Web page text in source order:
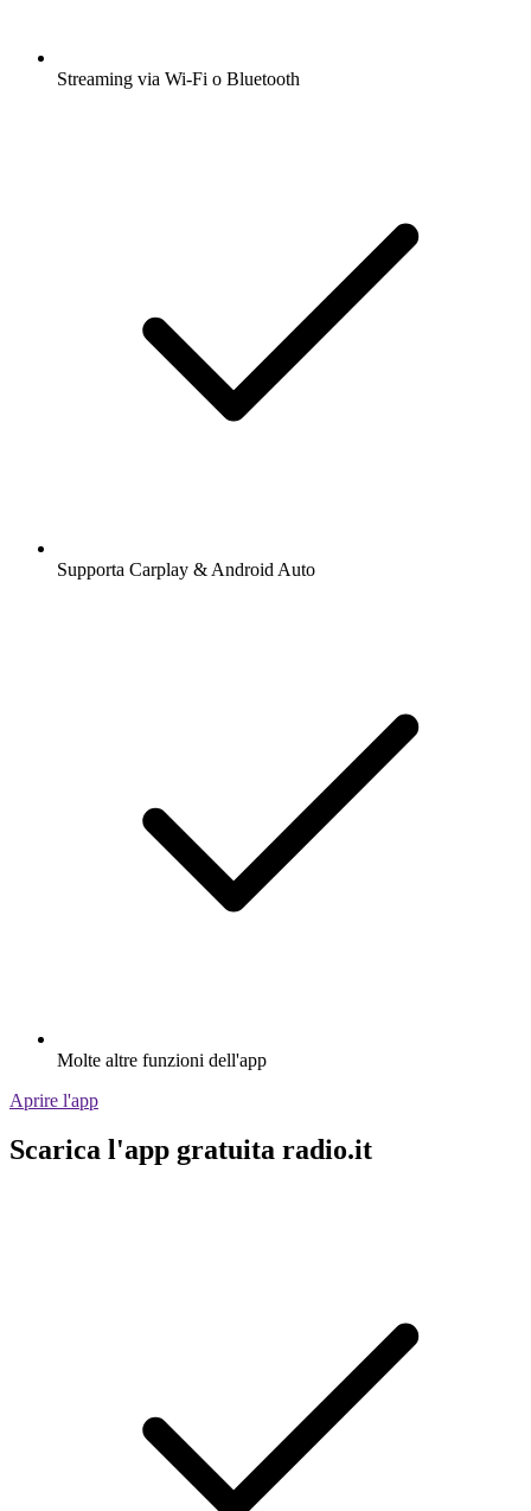
Streaming via Wi-Fi o Bluetooth
Supporta Carplay & Android Auto
Molte altre funzioni dell'app
Aprire l'app
Scarica l'app gratuita radio.it